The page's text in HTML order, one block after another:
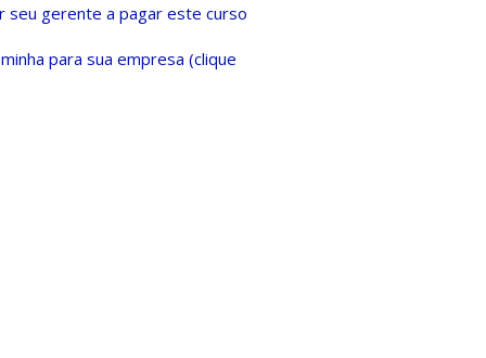
seu gerente a pagar este curso
para sua empresa (clique